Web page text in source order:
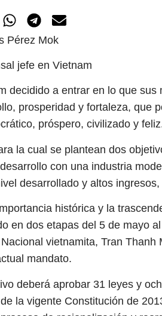
Pérez Mok
jefe en Vietnam
decidido a entrar en lo que
prosperidad y fortaleza, que
próspero, civilizado y
la cual se plantean dos
con una industria
desarrollado y altos
histórica y la
en dos etapas del 5 de mayo
vietnamita, Tran
mandato.
deberá aprobar 31 leyes y
la vigente Constitución de